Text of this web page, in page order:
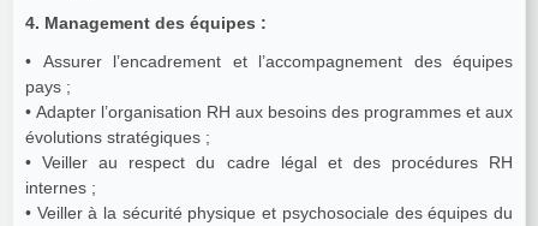
4. Management des équipes :
• Assurer l’encadrement et l’accompagnement des équipes
pays ;
• Adapter l’organisation RH aux besoins des programmes et aux
évolutions stratégiques ;
• Veiller au respect du cadre légal et des procédures RH
internes ;
• Veiller à la sécurité physique et psychosociale des équipes du